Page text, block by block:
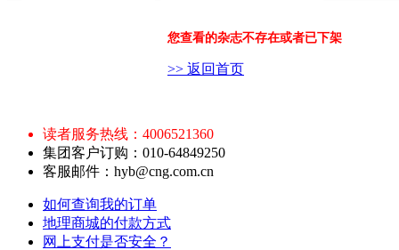
您查看的杂志不存在或者已下架
>> 返回首页
读者服务热线：4006521360
集团客户订购：010-64849250
客服邮件：hyb@cng.com.cn
如何查询我的订单
地理商城的付款方式
网上支付是否安全？